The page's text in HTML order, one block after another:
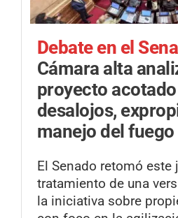
Debate en el
Cámara alta
proyecto
desalojos,
manejo del fuego
El Senado retomó este
tratamiento de una
la iniciativa sobre